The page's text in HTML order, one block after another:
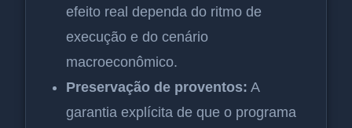
efeito real dependa do ritmo de
execução e do cenário
macroeconômico.
Preservação de proventos: A
garantia explícita de que o programa